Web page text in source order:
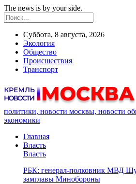
The news is by your side.
Суббота, 8 августа, 2026
Экология
Общество
Происшествия
Транспорт
политики, новости москвы, новости
экономики
Главная
Власть
Власть
РБК: генерал-полковник МВД
замглавы Минобороны